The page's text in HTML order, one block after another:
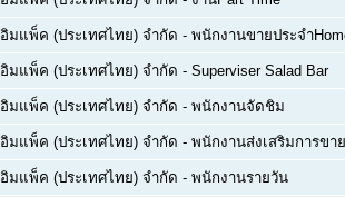
มแพ็ค (ประเทศไทย) จำกัด - พนักงานขายประจำ
มแพ็ค (ประเทศไทย) จำกัด - Superviser Salad Bar
มแพ็ค (ประเทศไทย) จำกัด - พนักงานจัดชิม
มแพ็ค (ประเทศไทย) จำกัด - พนักงานส่งเสริมการขา
มแพ็ค (ประเทศไทย) จำกัด - พนักงานรายวัน